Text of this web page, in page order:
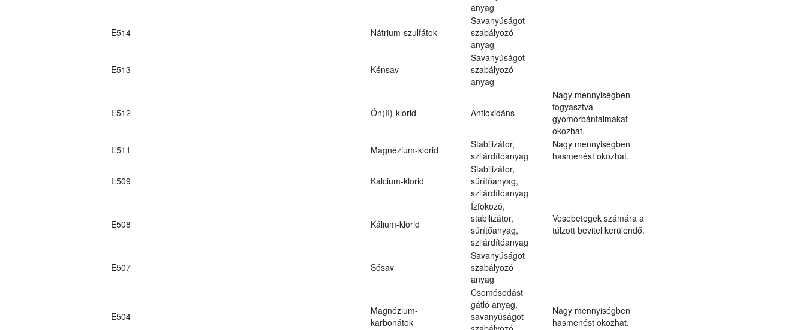
anyag
E514 Nátrium-szulfátok
Savanyúságot
szabályozó
anyag
E513 Kénsav
Savanyúságot
szabályozó
anyag
E512 Ón(II)-klorid Antioxidáns
Nagy mennyiségben
fogyasztva
gyomorbántalmakat
okozhat.
E511
Magnézium-klorid
Stabilizátor,
szilárdítóanyag
Nagy mennyiségben
hasmenést okozhat.
E509 Kalcium-klorid
Stabilizátor,
sűrítőanyag,
szilárdítóanyag
E508 Kálium-klorid
Ízfokozó,
stabilizátor,
sűrítőanyag,
szilárdítóanyag
Vesebetegek számára a
túlzott bevitel kerülendő.
E507 Sósav
Savanyúságot
szabályozó
anyag
E504
Magnézium-
karbonátok
Csomósodást
gátló anyag,
savanyúságot
Nagy mennyiségben
hasmenést okozhat.